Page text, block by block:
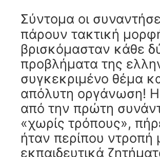
Σύντομα οι
πάρουν τακτική
βρισκόμασταν κάθε
προβλήματα της
συγκεκριμένο θέμα
απόλυτη οργάνωση!
από την πρώτη
«χωρίς τρόπους»,
ήταν περίπου ντροπή
εκπαιδευτικά